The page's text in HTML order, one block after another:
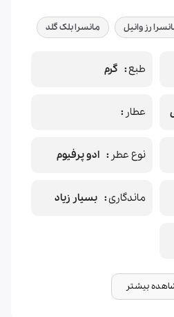
رز وانیل مانسرا بلک گلد
طبع گرم
عطار
نوع عطر ادو پرفیوم
ماندگاری بسیار زیاد
بیشتر